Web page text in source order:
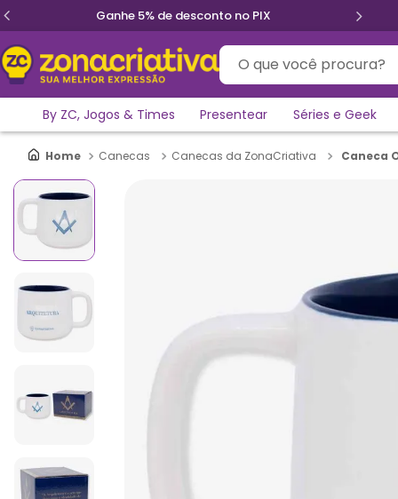
Ganhe 5% de desconto no PIX
O que você procura?
By ZC, Jogos & Times Presentear Séries e Geek
Canecas Canecas da ZonaCriativa Caneca